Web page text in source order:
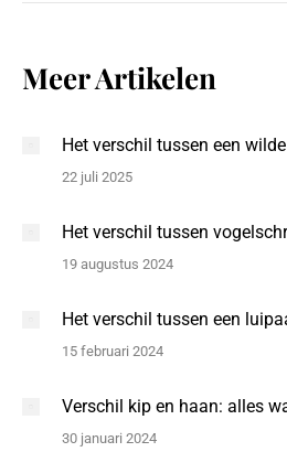
Meer Artikelen
Het verschil tussen een
22 juli 2025
Het verschil tussen
19 augustus 2024
Het verschil tussen een
15 februari 2024
Verschil kip en haan: alles
30 januari 2024